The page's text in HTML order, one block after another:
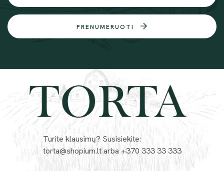
PRENUMERUOTI
Turite klausimų? Susisiekite:
torta@shopium.lt arba +370 333 33 333